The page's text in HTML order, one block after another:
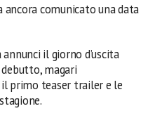
comunicato una data
il giorno d’uscita
magari
primo teaser trailer e le